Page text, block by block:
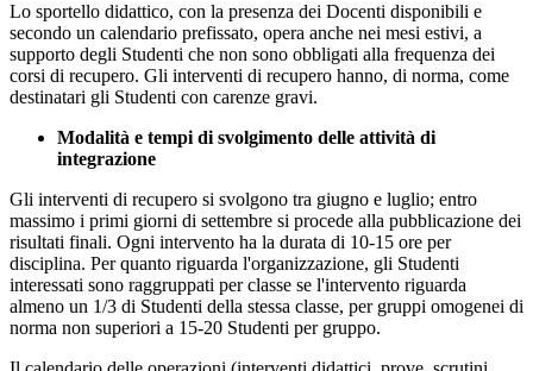
Lo sportello didattico, con la presenza dei Docenti disponibili e
secondo un calendario prefissato, opera anche nei mesi estivi, a
supporto degli Studenti che non sono obbligati alla frequenza dei
corsi di recupero. Gli interventi di recupero hanno, di norma, come
destinatari gli Studenti con carenze gravi.
Modalità e tempi di svolgimento delle attività di
integrazione
Gli interventi di recupero si svolgono tra giugno e luglio; entro
massimo i primi giorni di settembre si procede alla pubblicazione dei
risultati finali. Ogni intervento ha la durata di 10-15 ore per
disciplina. Per quanto riguarda l'organizzazione, gli Studenti
interessati sono raggruppati per classe se l'intervento riguarda
almeno un 1/3 di Studenti della stessa classe, per gruppi omogenei di
norma non superiori a 15-20 Studenti per gruppo.